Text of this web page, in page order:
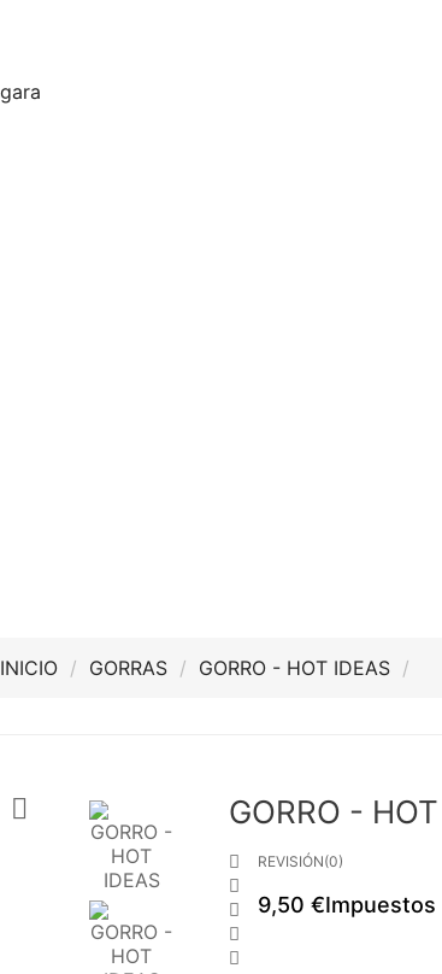
INICIO
GORRAS GORRO - HOT IDEAS
 GORRO -





REVISIÓN(0)
9,50 €Impuestos